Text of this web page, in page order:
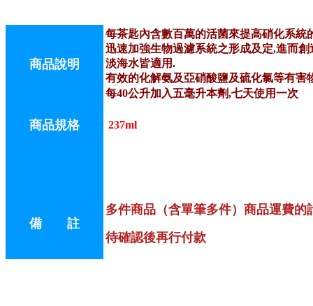
商品說明
每茶匙內含數百萬的活菌來提高硝化系統
迅速加強生物過濾系統之形成及定,進而
淡海水皆適用.
有效的化解氨及亞硝酸鹽及硫化氯等有害
每40公升加入五毫升本劑,七天使用一次
商品規格 237ml
備 註
多件商品（含單筆多件）商品運費的
待確認後再行付款